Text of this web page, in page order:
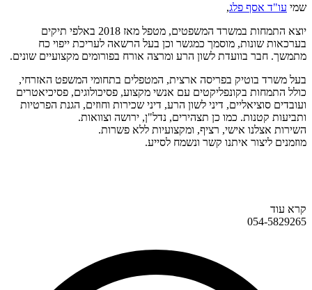
שמי עו"ד אסף פלג,
יוצא התמחות במשרד המשפטים, מטפל מאז 2018 באלפי תיקים
בערכאות שונות, מוסמך כמגשר וכן בעל הרשאה לעריכת ייפוי כח
מתמשך. חבר בוועדת לשון הרע ומרצה אורח בפורומים מקצועיים שונים.
בעל משרד בוטיק בפריסה ארצית, המטפלים בתחומי המשפט האזרחי,
כולל התמחות בקונפליקטים עם אנשי מקצוע, פסיכולוגים, פסיכיאטרים
ועובדים סוציאליים, דיני לשון הרע, דיני שכירות וחוזים, הגנת הפרטיות
ותביעות קטנות. כמו כן תצהירים, נדל"ן, ירושה וצוואות.
השירות אצלנו אישי, רציף, ומקצועיות ללא פשרות.
מוזמנים ליצור איתנו קשר ונשמח לסייע.
קרא עוד
054-5829265